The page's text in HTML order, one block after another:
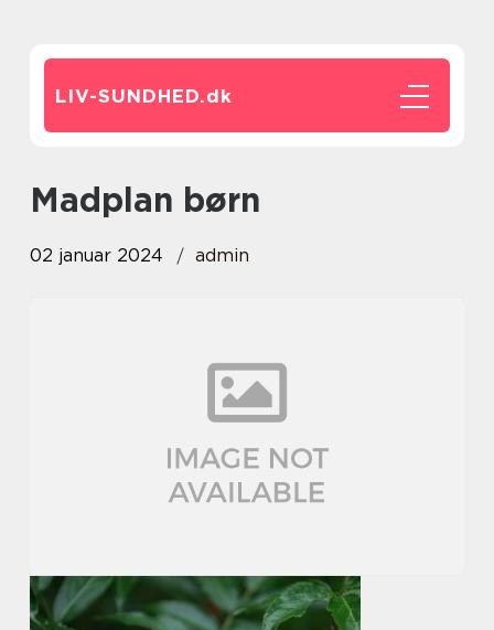
LIV-SUNDHED.dk
madplan børn
02 januar 2024 admin